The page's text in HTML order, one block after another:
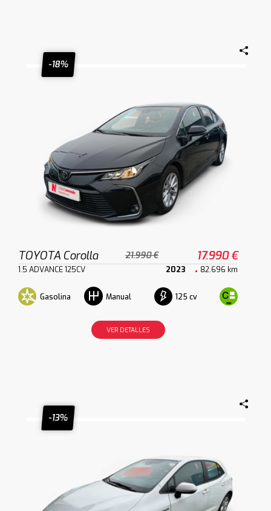
-18%
TOYOTA Corolla 21.990 € 17.990 €
1.5 ADVANCE 125CV 2023 82.696 km
Gasolina Manual 125 cv
VER DETALLES
-13%